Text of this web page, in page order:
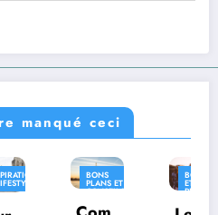
manqué ceci
PLANS ET
CONSEILS
BONS PLANS
ET CONSEILS
PRATIQUES
INSPIRATION